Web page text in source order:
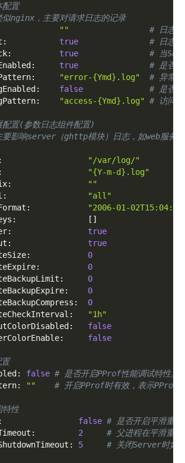
置
nginx，主要对请求日志的记录
""
# 日志文
: true
# 日志
: true
# 当
: true
# 是否记
: "error-{Ymd}.log"
# 异常
: false
# 是否
: "access-{Ymd}.log" # 访问
置(参数日志组件配置)
影响server（ghttp模块）日志，如web服务
:
"/var/log/"
:
"{Y-m-d}.log"
:
""
:
"all"
:
"2006-01-
: [ ]
:
true
:
true
:
0
:
0
:
0
:
0
:
0
:
"1h"
:
false
: false
: false # 是否开启PProf性能调试特性。
: "" # 开启PProf时有效，表示PProf
性
: false # 是否开启平滑重启
: 2
# 父进程在平滑重启
: 5 # 关闭Server时如果